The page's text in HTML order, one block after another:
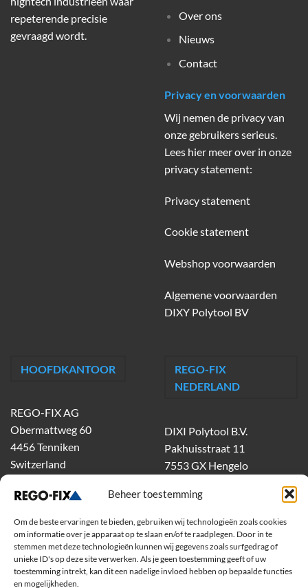
Beheer toestemming
Om de beste ervaringen te bieden, gebruiken wij technologieën zoals cookies
om informatie over je apparaat op te slaan en/of te raadplegen. Door in te
stemmen met deze technologieën kunnen wij gegevens zoals surfgedrag of
unieke ID's op deze site verwerken. Als je geen toestemming geeft of uw
toestemming intrekt, kan dit een nadelige invloed hebben op bepaalde functies
en mogelijkheden.
repeterende precisie
gevraagd wordt.
Over ons
Nieuws
Contact
Privacy en voorwaarden
Wij nemen de privacy van
onze gebruikers serieus.
Lees hier meer over in onze
privacy statement:
Privacy statement
Cookie statement
Webshop voorwaarden
Algemene voorwaarden
DIXY Polytool BV
HOOFDKANTOOR
REGO-FIX AG
Obermattweg 60
4456 Tenniken
Switzerland
REGO-FIX
NEDERLAND
DIXI Polytool B.V.
Pakhuisstraat 11
7553 GX Hengelo
dixiholland@dixi.com
www.dixipolytool.com
Volg ons op Youtube
Volg ons op Linkedin